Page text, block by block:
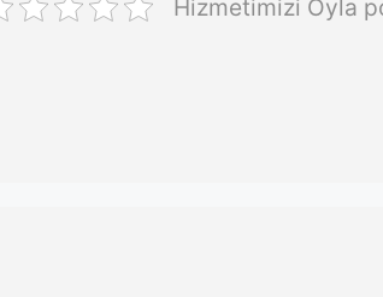
Hizmetimizi Oyla